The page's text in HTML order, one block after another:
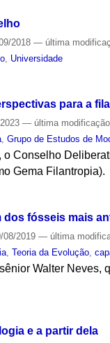
2018— última
Universidade
para a
2023— última modificação
,Grupo de Estudos de
Conselho
Gema Filantropia).
dos fósseis mais
08/2019— última
,Teoria da Evolução,
Walter
e a partir dela